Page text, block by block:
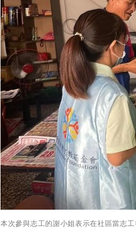
本次參與志工的謝小姐表示在社區當志